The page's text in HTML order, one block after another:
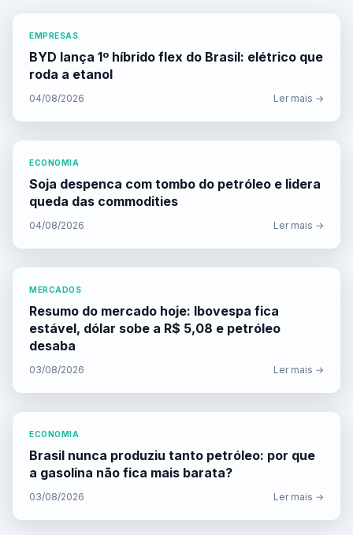
EMPRESAS
BYD lança 1º híbrido flex do Brasil: elétrico que
roda a etanol
04/08/2026 Ler mais →
ECONOMIA
Soja despenca com tombo do petróleo e lidera
queda das commodities
04/08/2026 Ler mais →
MERCADOS
Resumo do mercado hoje: Ibovespa fica
estável, dólar sobe a R$ 5,08 e petróleo
desaba
03/08/2026 Ler mais →
ECONOMIA
Brasil nunca produziu tanto petróleo: por que
a gasolina não fica mais barata?
03/08/2026 Ler mais →